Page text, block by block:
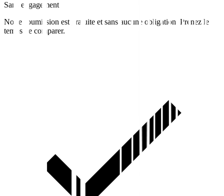
Sans engagement
Notre soumission est gratuite et sans aucune obligation. Prenez le
temps de comparer.